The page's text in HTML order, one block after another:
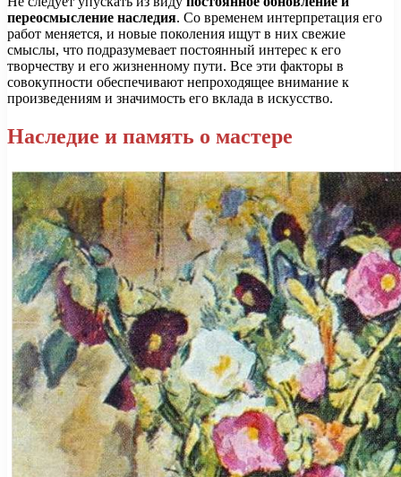
переосмысление наследия. Со временем интерпретация его
работ меняется, и новые поколения ищут в них свежие
смыслы, что подразумевает постоянный интерес к его
творчеству и его жизненному пути. Все эти факторы в
совокупности обеспечивают непроходящее внимание к
произведениям и значимость его вклада в искусство.
Наследие и память о мастере